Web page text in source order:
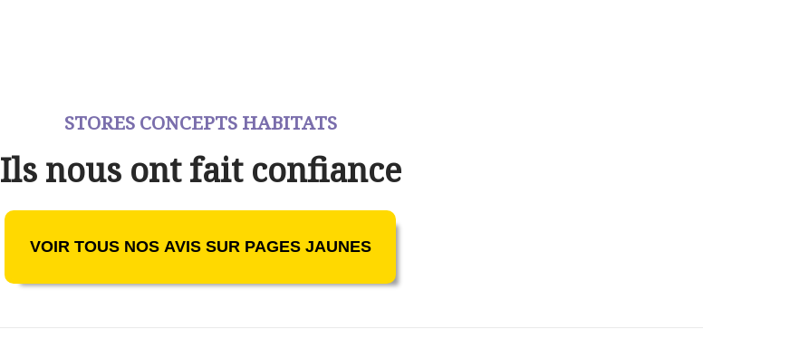
STORES CONCEPTS HABITATS
Ils nous ont fait confiance
VOIR TOUS NOS AVIS SUR PAGES JAUNES